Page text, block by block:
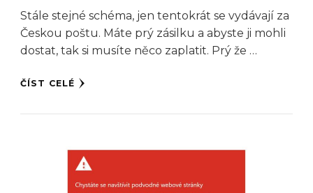
Stále stejné schéma, jen tentokrát se vydávají za
Českou poštu. Máte prý zásilku a abyste ji mohli
dostat, tak si musíte něco zaplatit. Prý že …
ČÍST CELÉ